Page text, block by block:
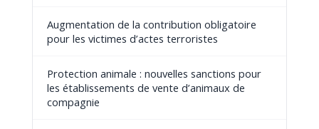
Augmentation de la contribution obligatoire
pour les victimes d’actes terroristes
Protection animale : nouvelles sanctions pour
les établissements de vente d’animaux de
compagnie